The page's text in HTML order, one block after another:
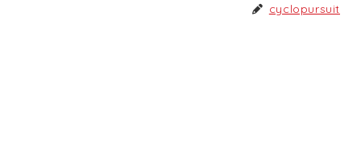
cyclopursuit